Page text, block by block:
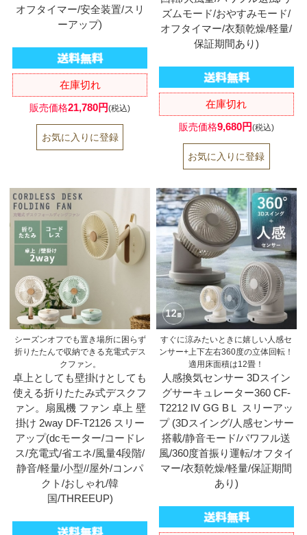
オフタイマー/安全装置/スリ
ーアップ)
在庫切れ
販売価格21,780円(税込)
ズムモード/おやすみモード/
オフタイマー/衣類乾燥/軽量/
保証期間あり)
在庫切れ
販売価格9,680円(税込)
シーズンオフでも置き場所に困らず
折りたたんで収納できる充電式デス
クファン。
卓上としても壁掛けとしても
使える折りたたみ式デスクフ
ァン。扇風機 ファン 卓上 壁
掛け 2way DF-T2126 スリー
アップ(dcモーター/コードレ
ス/充電式/省エネ/風量4段階/
静音/軽量/小型//屋外/コンパ
クト/おしゃれ/韓
国/THREEUP)
すぐに涼みたいときに嬉しい人感セ
ンサー+上下左右360度の立体回転！
適用床面積は12畳！
人感換気センサー 3Dスイン
グサーキュレーター360 CF-
T2212 IV GG BＬ スリーアッ
プ (3Dスイング/人感センサー
搭載/静音モード/パワフル送
風/360度首振り運転/オフタイ
マー/衣類乾燥/軽量/保証期間
あり)